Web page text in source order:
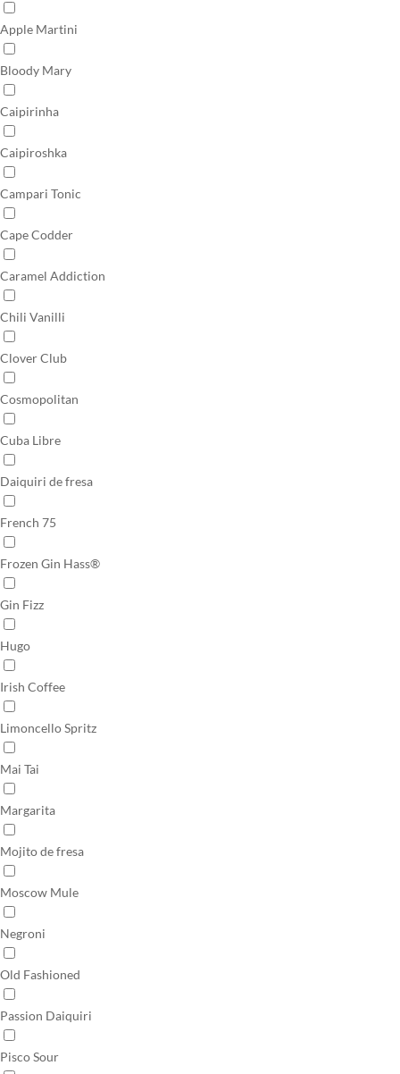
Apple Martini
Bloody Mary
Caipirinha
Caipiroshka
Campari Tonic
Cape Codder
Caramel Addiction
Chili Vanilli
Clover Club
Cosmopolitan
Cuba Libre
Daiquiri de fresa
French 75
Frozen Gin Hass®
Gin Fizz
Hugo
Irish Coffee
Limoncello Spritz
Mai Tai
Margarita
Mojito de fresa
Moscow Mule
Negroni
Old Fashioned
Passion Daiquiri
Pisco Sour